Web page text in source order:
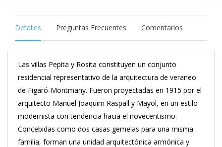
Detalles Preguntas Frecuentes Comentarios
Las villas Pepita y Rosita constituyen un conjunto
residencial representativo de la arquitectura de veraneo
de Figaró-Montmany. Fueron proyectadas en 1915 por el
arquitecto Manuel Joaquim Raspall y Mayol, en un estilo
modernista con tendencia hacia el novecentismo.
Concebidas como dos casas gemelas para una misma
familia, forman una unidad arquitectónica armónica y